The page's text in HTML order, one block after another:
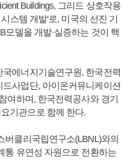
Buildings, 그리드 상호작용
스템 개발’로, 미국의 선진 기
모델을 개발·실증하는 것이 핵
에너지기술연구원, 한국전력
사업단, 아이온커뮤니케이션
여하며, 한국전력공사와 경기
기관으로 함께 한다.
버클리국립연구소(LBNL)와의
통 유연성 자원으로 전환하는